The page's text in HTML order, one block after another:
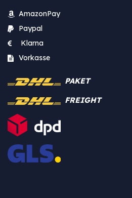
AmazonPay
Paypal
Klarna
Vorkasse
PAKET
FREIGHT